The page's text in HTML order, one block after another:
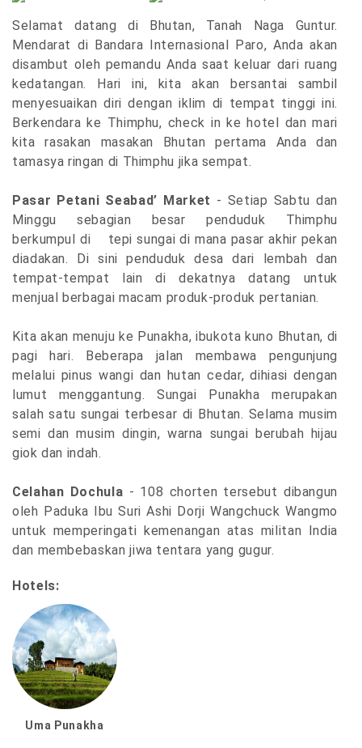
Selamat datang di Bhutan, Tanah Naga Guntur.
Mendarat di Bandara Internasional Paro, Anda akan
disambut oleh pemandu Anda saat keluar dari ruang
kedatangan. Hari ini, kita akan bersantai sambil
menyesuaikan diri dengan iklim di tempat tinggi ini.
Berkendara ke Thimphu, check in ke hotel dan mari
kita rasakan masakan Bhutan pertama Anda dan
tamasya ringan di Thimphu jika sempat.
Pasar Petani Seabad’ Market - Setiap Sabtu dan
Minggu sebagian besar penduduk Thimphu
berkumpul di tepi sungai di mana pasar akhir pekan
diadakan. Di sini penduduk desa dari lembah dan
tempat-tempat lain di dekatnya datang untuk
menjual berbagai macam produk-produk pertanian.
Kita akan menuju ke Punakha, ibukota kuno Bhutan, di
pagi hari. Beberapa jalan membawa pengunjung
melalui pinus wangi dan hutan cedar, dihiasi dengan
lumut menggantung. Sungai Punakha merupakan
salah satu sungai terbesar di Bhutan. Selama musim
semi dan musim dingin, warna sungai berubah hijau
giok dan indah.
Celahan Dochula - 108 chorten tersebut dibangun
oleh Paduka Ibu Suri Ashi Dorji Wangchuck Wangmo
untuk memperingati kemenangan atas militan India
dan membebaskan jiwa tentara yang gugur.
Hotels:
Uma Punakha